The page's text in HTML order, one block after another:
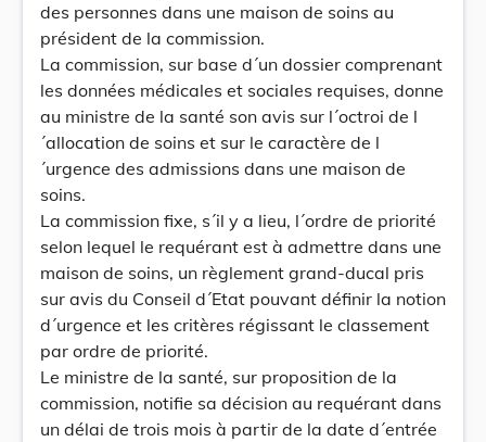
des personnes dans une maison de soins au
président de la commission.
La commission, sur base d´un dossier comprenant
les données médicales et sociales requises, donne
au ministre de la santé son avis sur l´octroi de l
´allocation de soins et sur le caractère de l
´urgence des admissions dans une maison de
soins.
La commission fixe, s´il y a lieu, l´ordre de priorité
selon lequel le requérant est à admettre dans une
maison de soins, un règlement grand-ducal pris
sur avis du Conseil d´Etat pouvant définir la notion
d´urgence et les critères régissant le classement
par ordre de priorité.
Le ministre de la santé, sur proposition de la
commission, notifie sa décision au requérant dans
un délai de trois mois à partir de la date d´entrée